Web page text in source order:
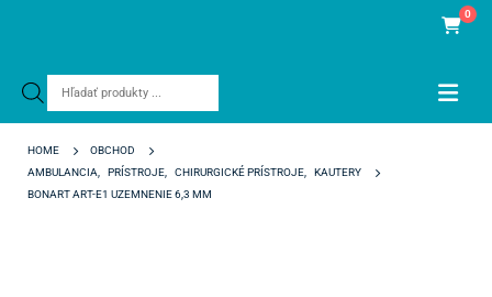
Products
0
HOME
OBCHOD
AMBULANCIA
PRÍSTROJE CHIRURGICKÉ PRÍSTROJE
KAUTERY
BONART ART-E1 UZEMNENIE 6,3 MM